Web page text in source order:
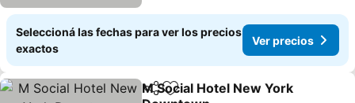
Seleccioná las fechas para ver los precios
exactos
Ver precios
CompartirAñadir a favoritos
M Social Hotel New York